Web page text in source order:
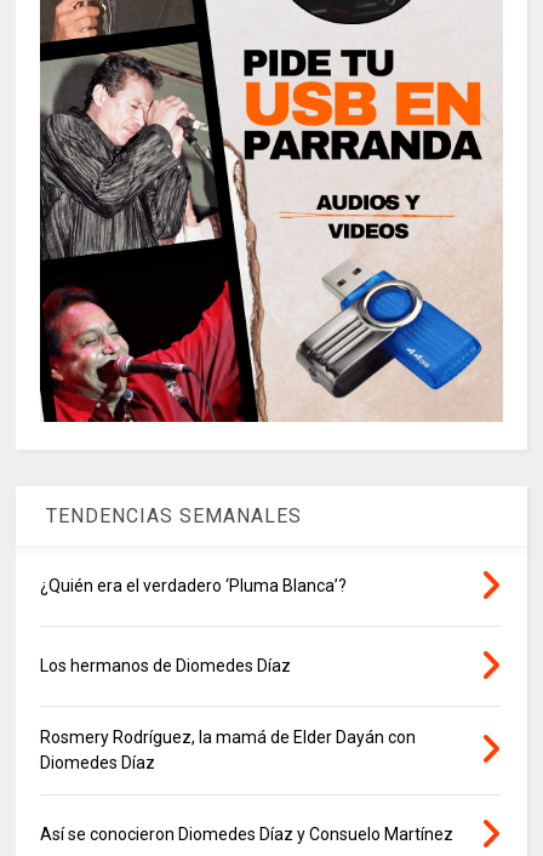
TENDENCIAS SEMANALES
¿Quién era el verdadero ‘Pluma Blanca’?
Los hermanos de Diomedes Díaz
Rosmery Rodríguez, la mamá de Elder Dayán con
Diomedes Díaz
Así se conocieron Diomedes Díaz y Consuelo Martínez